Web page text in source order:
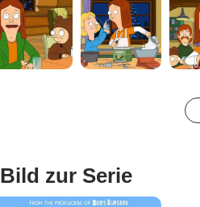
Bild zur Serie